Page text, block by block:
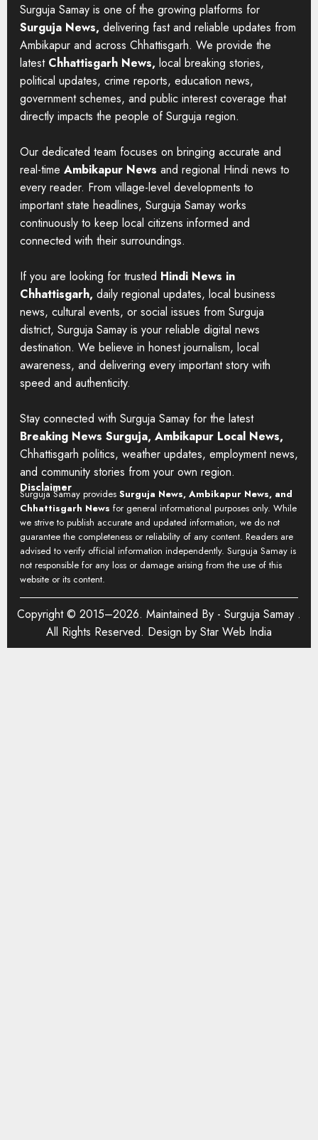
Surguja Samay is one of the growing platforms for
Surguja News, delivering fast and reliable updates from
Ambikapur and across Chhattisgarh. We provide the
latest Chhattisgarh News, local breaking stories,
political updates, crime reports, education news,
government schemes, and public interest coverage that
directly impacts the people of Surguja region.
Our dedicated team focuses on bringing accurate and
real-time Ambikapur News and regional Hindi news to
every reader. From village-level developments to
important state headlines, Surguja Samay works
continuously to keep local citizens informed and
connected with their surroundings.
If you are looking for trusted Hindi News in
Chhattisgarh, daily regional updates, local business
news, cultural events, or social issues from Surguja
district, Surguja Samay is your reliable digital news
destination. We believe in honest journalism, local
awareness, and delivering every important story with
speed and authenticity.
Stay connected with Surguja Samay for the latest
Breaking News Surguja, Ambikapur Local News,
Chhattisgarh politics, weather updates, employment news,
and community stories from your own region.
Disclaimer
Surguja Samay provides Surguja News, Ambikapur News, and
Chhattisgarh News for general informational purposes only. While
we strive to publish accurate and updated information, we do not
guarantee the completeness or reliability of any content. Readers are
advised to verify official information independently. Surguja Samay is
not responsible for any loss or damage arising from the use of this
website or its content.
Copyright © 2015–2026. Maintained By - Surguja Samay .
All Rights Reserved. Design by Star Web India